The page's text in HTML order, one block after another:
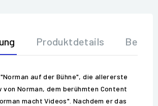
Produktdetails
auf der Bühne", die allererste
von Norman, dem berühmten Content
macht Videos". Nachdem er das